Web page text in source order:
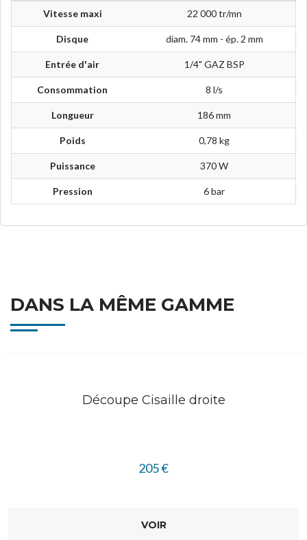
Vitesse maxi 22 000 tr/mn
Disque diam. 74 mm - ép. 2 mm
Entrée d'air 1/4" GAZ BSP
Consommation 8 l/s
Longueur 186 mm
Poids 0,78 kg
Puissance 370 W
Pression 6 bar
DANS LA MÊME GAMME
Découpe Cisaille droite
205€
VOIR